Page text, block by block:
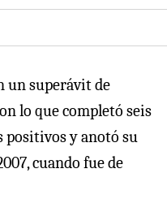
un superávit de
lo que completó seis
positivos y anotó su
cuando fue de